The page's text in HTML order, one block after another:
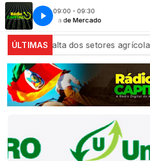
09:00 - 09:30
Abertura de Mercado
Estância Nativa com Tio Chico
ÚLTIMAS
dos setores agrícola e de energia